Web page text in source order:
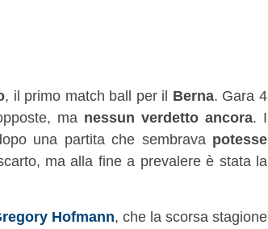
, il primo match ball per il Berna. Gara 4
ma nessun verdetto ancora. I
una partita che sembrava potesse
ma alla fine a prevalere è stata la
Hofmann, che la scorsa stagione